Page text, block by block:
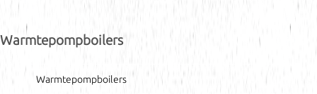
Warmtepompboilers
Warmtepompboilers